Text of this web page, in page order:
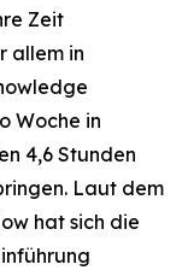
Zeit
allem in
Woche in
4,6 Stunden
Laut dem
hat sich die